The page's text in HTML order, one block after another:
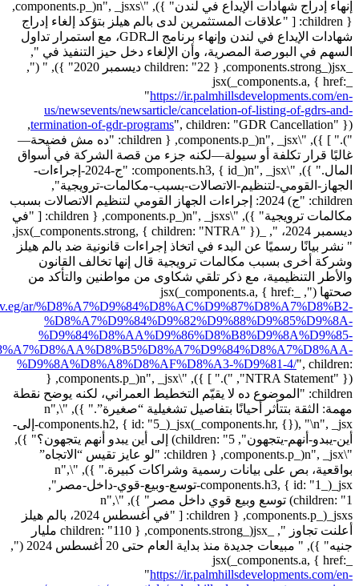
إنهاء إدراج شهادات الإيداع في لندن" }), "\n", _jsxs(_components.p,
{ children: [ "علاقات المستثمرين لدى بالم هيلز بتؤكد إلغاء إدراج
شهادات الإيداع في لندن وإنهاء برنامج الـGDR، مع استمرار تداول
السهم في البورصة المصرية، وأن الإلغاء دخل حيز التنفيذ في ",
_jsx(_components.strong, { children: "22 ديسمبر 2020" }), " (",
_jsx(_components.a, { href:
"https://ir.palmhillsdevelopments.com/en-
us/newsevents/newsarticle/cancelation-of-listing-of-gdrs-and-
termination-of-gdr-programs",
children: "GDR Cancellation" }),
")." ] }), "\n", _jsx(_components.p, { children: "ده مش فضيحة—
غالبًا قرار تكلفة أو سيولة—لكنه جزء من قصة الشركة في أسواق
المال." }), "\n", _jsx(_components.h3, { id: "ج-2024-إجراءات-
الجهاز-القومي-لتنظيم-الاتصالات-بسبب-مكالمات-ترويجية",
children: "ج) 2024: إجراءات الجهاز القومي لتنظيم الاتصالات بسبب
مكالمات ترويجية" }), "\n", _jsxs(_components.p, { children: [ "في
ديسمبر 2024، ", _jsx(_components.strong, { children: "NTRA" }),
" نشر بيانًا رسميًا عن البدء في اتخاذ إجراءات قانونية ضد بالم هيلز
وشركة أخرى بسبب مكالمات ترويجية قال إنها تخالف القانون
والأطر التنظيمية، مع ذكر تلقي شكاوى من مواطنين والتأكد من
صحتها (", _jsx(_components.a, { href:
ar/%D8%A7%D9%84%D8%AC%D9%87%D8%A7%D8%B2-
%D8%A7%D9%84%D9%82%D9%88%D9%85%D9%8A-
%D9%84%D8%AA%D9%86%D8%B8%D9%8A%D9%85-
%D9%8A%D8%A8%D8%AF%D8%A3-%D9%81-4/", children:
"NTRA Statement" }), ")." ] }), "\n", _jsx(_components.p, {
children: "الموضوع ده لا يقيّم التخطيط العمراني، لكنه يوضح نقطة
مهمة: الثقة بتتأثر أحيانًا بتفاصيل تشغيلية “صغيرة”." }), "\n",
_jsx(_components.hr, {}), "\n", _jsx(_components.h2, { id: "5-إلى-
أين-يبدو-أنهم-يتجهون", children: "5) إلى أين يبدو أنهم يتجهون؟" }),
"\n", _jsx(_components.p, { children: "لو عايز تقيس “الاتجاه”
بواقعية، بص على بيانات رسمية وشراكات كبيرة." }), "\n",
_jsx(_components.h3, { id: "1-توسع-وبيع-قوي-داخل-مصر",
children: "1) توسع وبيع قوي داخل مصر" }), "\n",
_jsxs(_components.p, { children: [ "في أغسطس 2024، بالم هيلز
أعلنت تجاوز ", _jsx(_components.strong, { children: "110 مليار
جنيه" }), " مبيعات جديدة منذ بداية العام حتى 20 أغسطس 2024 (",
_jsx(_components.a, { href:
"https://ir.palmhillsdevelopments.com/en-